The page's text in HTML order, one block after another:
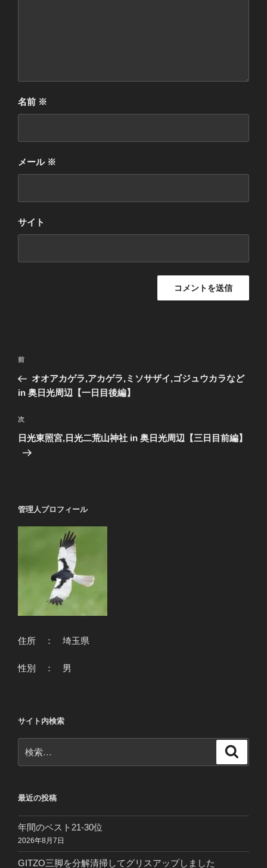
名前 ※
メール ※
サイト
投
ナ
ゲ
ー
シ
前
の
投
前
オオアカゲラ,アカゲラ,ミソサザイ,ゴジュウカラなど
in 奥日光周辺【一日目後編】
次
の
次
日光東照宮,日光二荒山神社 in 奥日光周辺【三日目前編】
管理人プロフィール
住所 ： 埼玉県
性別 ： 男
サイト内検索
索:
最近の投稿
年間のベスト21-30位
2026年8月7日
GITZO三脚を分解清掃してグリスアップしました